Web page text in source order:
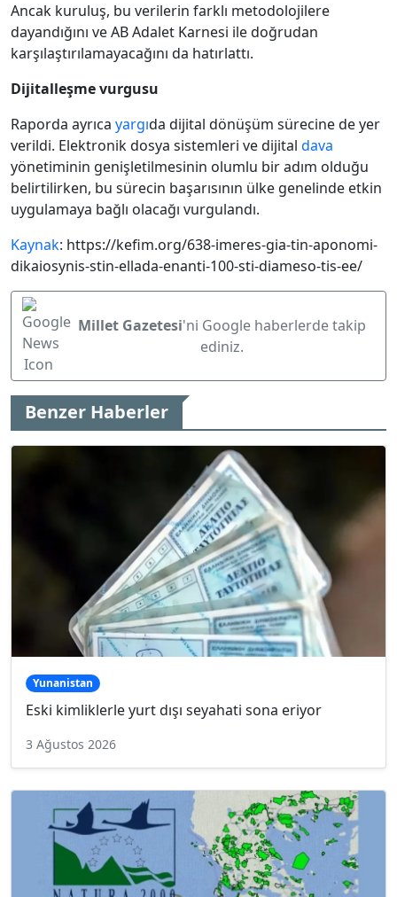
Ancak kuruluş, bu verilerin farklı metodolojilere
dayandığını ve AB Adalet Karnesi ile doğrudan
karşılaştırılamayacağını da hatırlattı.
Dijitalleşme vurgusu
Raporda ayrıca yargıda dijital dönüşüm sürecine de yer
verildi. Elektronik dosya sistemleri ve dijital dava
yönetiminin genişletilmesinin olumlu bir adım olduğu
belirtilirken, bu sürecin başarısının ülke genelinde etkin
uygulamaya bağlı olacağı vurgulandı.
Kaynak: https://kefim.org/638-imeres-gia-tin-aponomi-
dikaiosynis-stin-ellada-enanti-100-sti-diameso-tis-ee/
Millet Gazetesi'ni Google haberlerde takip
ediniz.
Benzer Haberler
Yunanistan
Eski kimliklerle yurt dışı seyahati sona eriyor
3 Ağustos 2026